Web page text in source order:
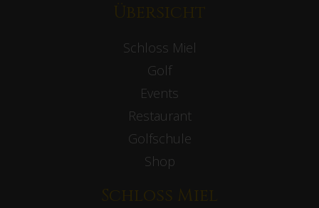
Übersicht
Schloss Miel
Golf
Events
Restaurant
Golfschule
Shop
Schloss Miel